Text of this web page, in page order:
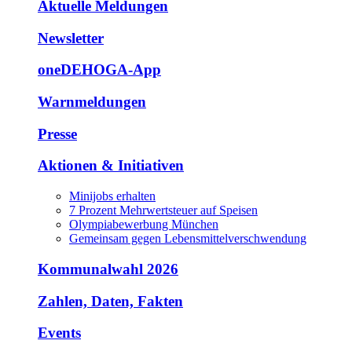
Aktuelle Meldungen
Newsletter
oneDEHOGA-App
Warnmeldungen
Presse
Aktionen & Initiativen
Minijobs erhalten
7 Prozent Mehrwertsteuer auf Speisen
Olympiabewerbung München
Gemeinsam gegen Lebensmittelverschwendung
Kommunalwahl 2026
Zahlen, Daten, Fakten
Events